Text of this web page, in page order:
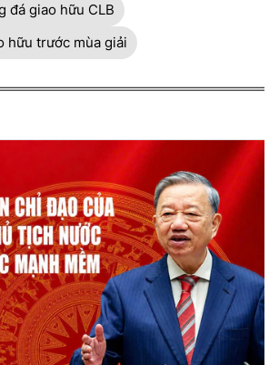
đá giao hữu CLB
hữu trước mùa giải